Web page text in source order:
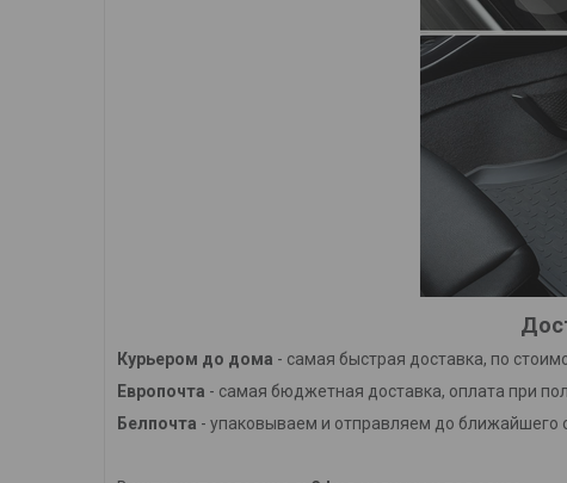
Курьером до дома - самая быстрая доставка, по
Европочта - самая бюджетная доставка, оплата при
Белпочта - упаковываем и отправляем до ближайшего